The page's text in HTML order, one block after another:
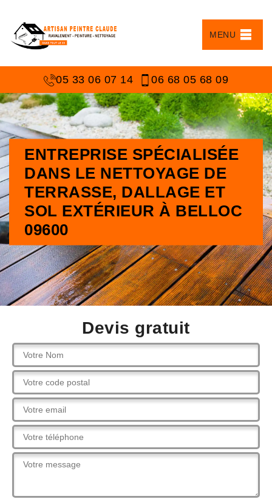
MENU
05 33 06 07 14 06 68 05 68 09
ENTREPRISE SPÉCIALISÉE
DANS LE NETTOYAGE DE
TERRASSE, DALLAGE ET
SOL EXTÉRIEUR À BELLOC
09600
Devis gratuit